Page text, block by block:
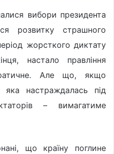
вибори президента
розвитку страшного
жорсткого диктату
настало правління
Але що, якщо
яка настраждалась під
– вимагатиме
що країну поглине